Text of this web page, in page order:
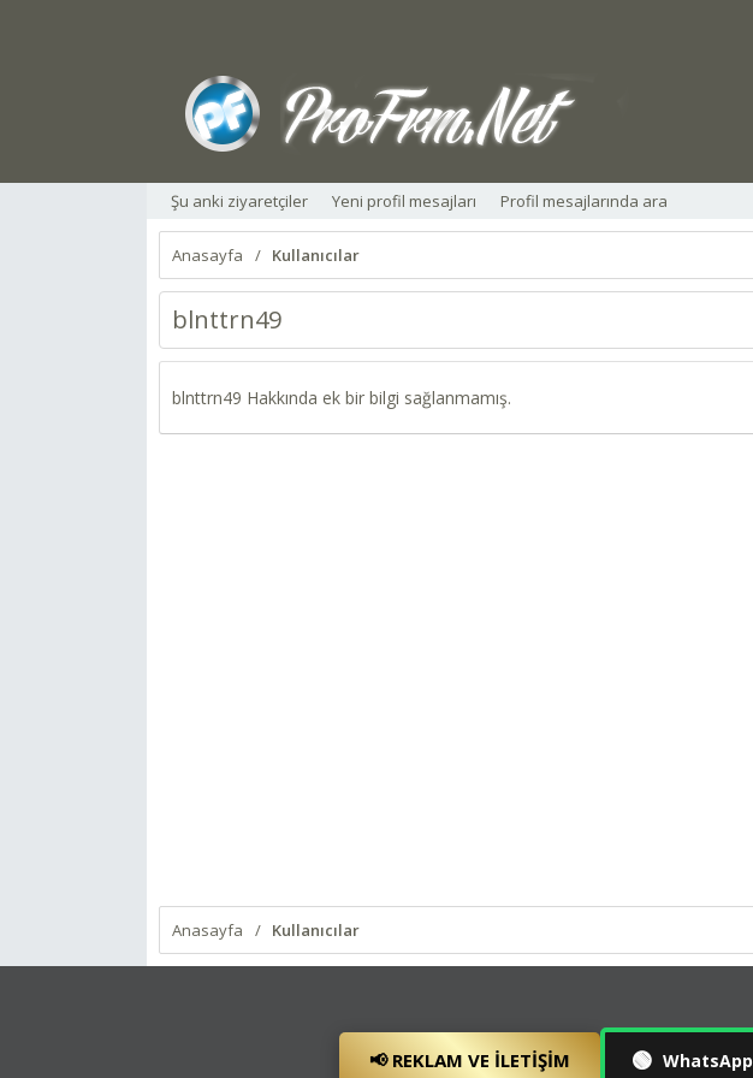
Şu anki ziyaretçiler Yeni profil mesajları Profil mesajlarında ara
Anasayfa Kullanıcılar
blnttrn49
blnttrn49 Hakkında ek bir bilgi sağlanmamış.
Anasayfa Kullanıcılar
📢 REKLAM VE İLETIŞIM 🟢 WhatsApp